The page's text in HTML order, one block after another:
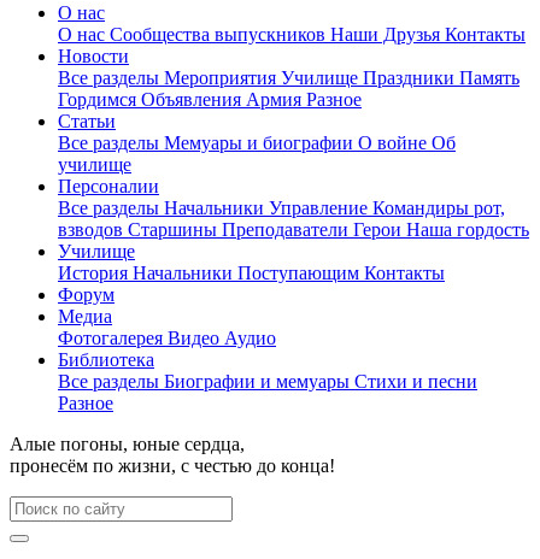
О нас
О нас Сообщества выпускников Наши Друзья Контакты
Новости
Все разделы Мероприятия Училище Праздники Память
Гордимся Объявления Армия Разное
Статьи
Все разделы Мемуары и биографии О войне Об
училище
Персоналии
Все разделы Начальники Управление Командиры рот,
взводов Старшины Преподаватели Герои Наша гордость
Училище
История Начальники Поступающим Контакты
Форум
Медиа
Фотогалерея Видео Аудио
Библиотека
Все разделы Биографии и мемуары Стихи и песни
Разное
Алые погоны, юные сердца,
пронесём по жизни, с честью до конца!